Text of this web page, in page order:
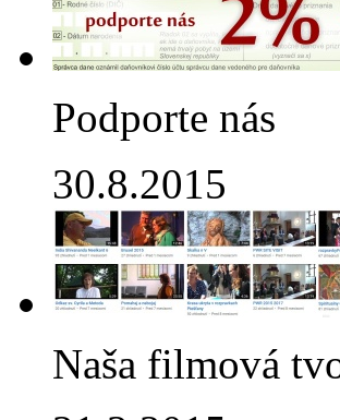
Podporte nás
30.8.2015
Naša filmová